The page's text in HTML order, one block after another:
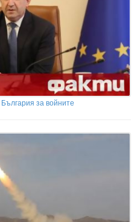
за войните